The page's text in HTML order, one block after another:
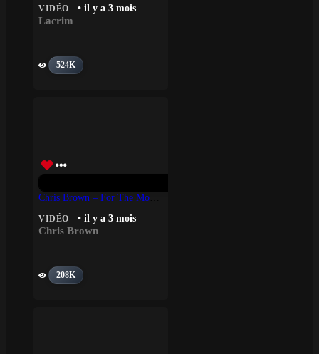
VIDÉO • il y a 3 mois
Lacrim
524K
VIDÉO • il y a 3 mois
Chris Brown
208K